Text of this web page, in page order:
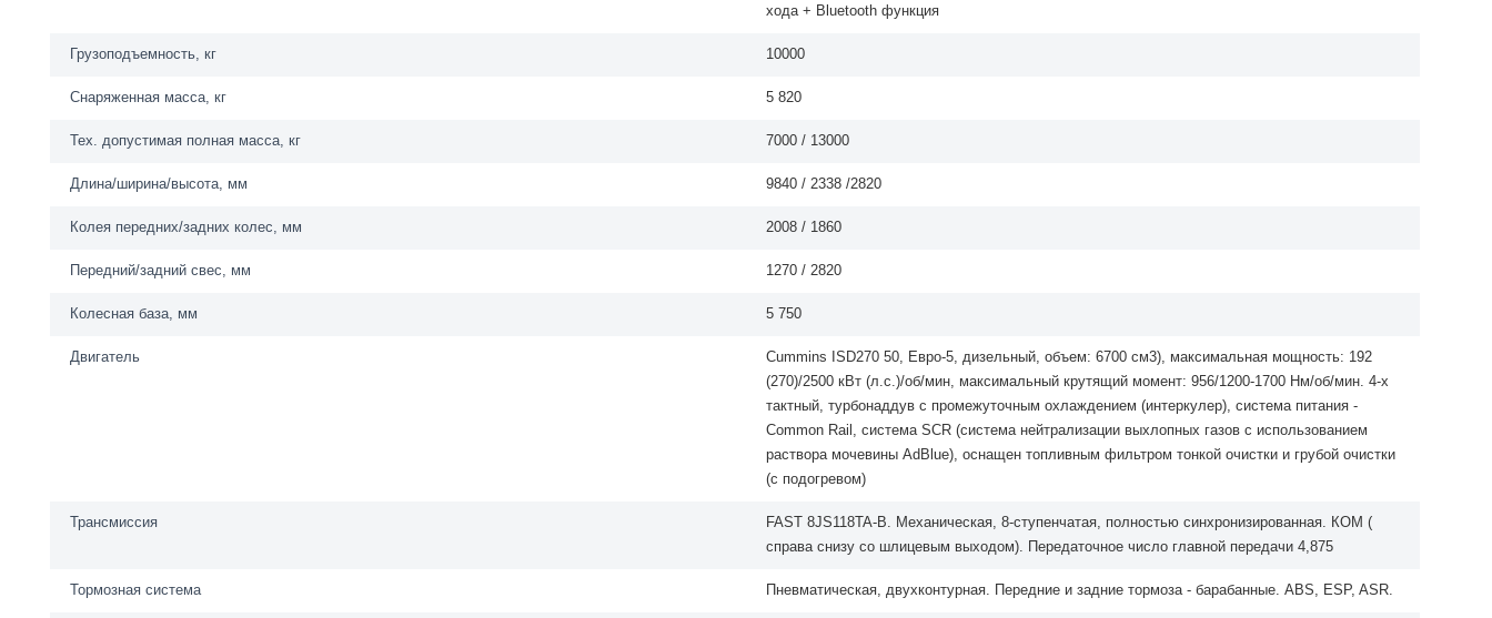
хода + Bluetooth функция
Грузоподъемность, кг 10000
Снаряженная масса, кг 5 820
Тех. допустимая полная масса, кг 7000 / 13000
Длина/ширина/высота, мм 9840 / 2338 /2820
Колея передних/задних колес, мм 2008 / 1860
Передний/задний свес, мм 1270 / 2820
Колесная база, мм 5 750
Двигатель
Cummins ISD270 50, Евро-5, дизельный, объем: 6700 см3), максимальная мощность: 192
(270)/2500 кВт (л.с.)/об/мин, максимальный крутящий момент: 956/1200-1700 Нм/об/мин. 4-х
тактный, турбонаддув с промежуточным охлаждением (интеркулер), система питания -
Common Rail, система SCR (система нейтрализации выхлопных газов с использованием
раствора мочевины AdBlue), оснащен топливным фильтром тонкой очистки и грубой очистки
(с подогревом)
Трансмиссия
FAST 8JS118TA-B. Механическая, 8-ступенчатая, полностью синхронизированная. КОМ (
справа снизу со шлицевым выходом). Передаточное число главной передачи 4,875
Тормозная система Пневматическая, двухконтурная. Передние и задние тормоза - барабанные. ABS, ESP, ASR.